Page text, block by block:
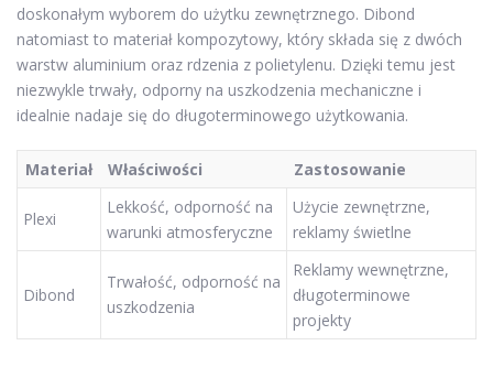
doskonałym wyborem do użytku zewnętrznego. Dibond
natomiast to materiał kompozytowy, który składa się z dwóch
warstw aluminium oraz rdzenia z polietylenu. Dzięki temu jest
niezwykle trwały, odporny na uszkodzenia mechaniczne i
idealnie nadaje się do długoterminowego użytkowania.
Materiał Właściwości Zastosowanie
Plexi
Lekkość, odporność na
warunki atmosferyczne
Użycie zewnętrzne,
reklamy świetlne
Dibond
Trwałość, odporność na
uszkodzenia
Reklamy wewnętrzne,
długoterminowe
projekty